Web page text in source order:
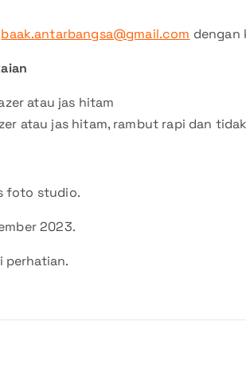
baak.antarbangsa@gmail.com dengan
atau jas hitam
jas hitam, rambut rapi dan tidak
foto studio.
2023.
perhatian.